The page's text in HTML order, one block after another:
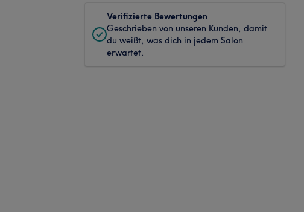
Verifizierte Bewertungen
Geschrieben von unseren Kunden, damit
du weißt, was dich in jedem Salon
erwartet.